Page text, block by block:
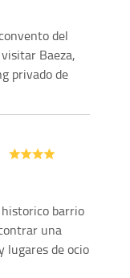
del
Baeza,
privado de
barrio
una
lugares de ocio